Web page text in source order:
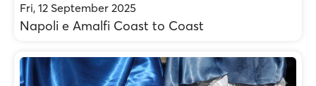
Fri, 12 September 2025
Napoli e Amalfi Coast to Coast